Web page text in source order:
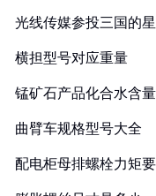
光线传媒参投三国的
横担型号对应重量
锰矿石产品化合水含量
曲臂车规格型号大全
配电柜母排螺栓力矩